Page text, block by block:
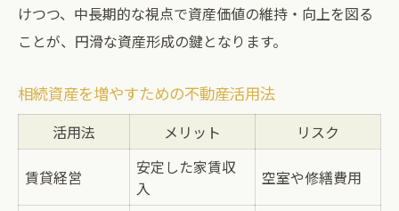
けつつ、中長期的な視点で資産価値の維持・向上を図る
ことが、円滑な資産形成の鍵となります。
相続資産を増やすための不動産活用法
活用法 メリット リスク
賃貸経営
安定した家賃収
入
空室や修繕費用